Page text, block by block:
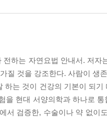
전하는 자연요법 안내서. 저
질 것을 강조한다. 사람이 생
하는 것이 건강의 기본이 되
을 현대 서양의학과 하나로
서 검증한, 수술이나 약 없이